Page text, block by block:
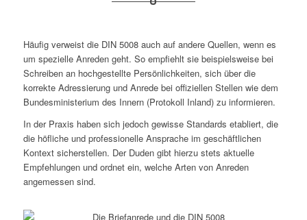
Häufig verweist die DIN 5008 auch auf andere Quellen, wenn es
um spezielle Anreden geht. So empfiehlt sie beispielsweise bei
Schreiben an hochgestellte Persönlichkeiten, sich über die
korrekte Adressierung und Anrede bei offiziellen Stellen wie dem
Bundesministerium des Innern (Protokoll Inland) zu informieren.
In der Praxis haben sich jedoch gewisse Standards etabliert, die
die höfliche und professionelle Ansprache im geschäftlichen
Kontext sicherstellen. Der Duden gibt hierzu stets aktuelle
Empfehlungen und ordnet ein, welche Arten von Anreden
angemessen sind.